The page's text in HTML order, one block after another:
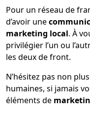
Pour un réseau de
d’avoir une
marketing local. À
privilégier l’un ou
les deux de front.
N’hésitez pas non
humaines, si jamais
éléments de